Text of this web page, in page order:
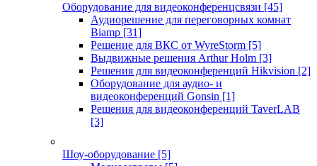
Оборудование для видеоконференцсвязи [45]
Аудиорешение для переговорных комнат
Biamp [31]
Решение для ВКС от WyreStorm [5]
Выдвижные решения Arthur Holm [3]
Решения для видеоконференций Hikvision [2]
Оборудование для аудио- и
видеоконференций Gonsin [1]
Решения для видеоконференций TaverLAB
[3]
Шоу-оборудование [5]